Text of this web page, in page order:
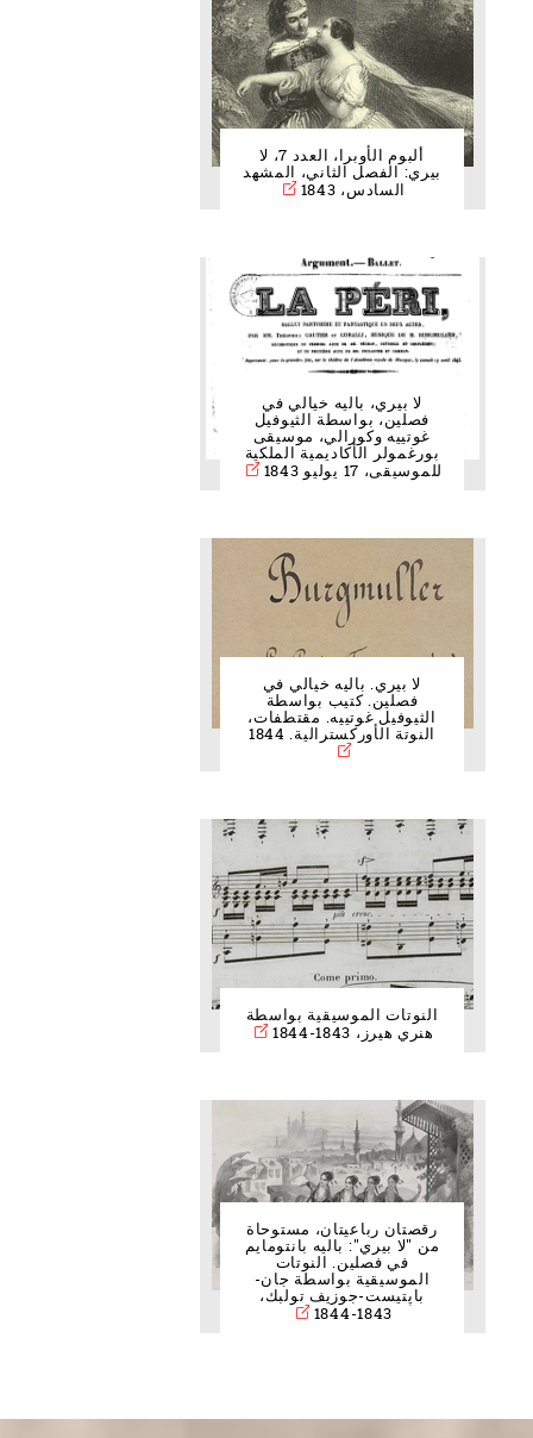
ألبوم الأوبرا، العدد 7، لا
بيري: الفصل الثاني، المشهد
السادس، 1843
لا بيري، باليه خيالي في
فصلين، بواسطة الثيوفيل
غوتييه وكورالي، موسيقى
بورغمولر الأكاديمية الملكية
للموسيقى، 17 يوليو 1843
لا بيري. باليه خيالي في
فصلين. كتيب بواسطة
الثيوفيل غوتييه. مقتطفات،
النوتة الأوركسترالية. 1844
النوتات الموسيقية بواسطة
هنري هيرز، 1843-1844
رقصتان رباعيتان، مستوحاة
من "لا بيري": باليه بانتومايم
في فصلين. النوتات
الموسيقية بواسطة جان-
باپتيست-جوزيف تولبك،
1843-1844